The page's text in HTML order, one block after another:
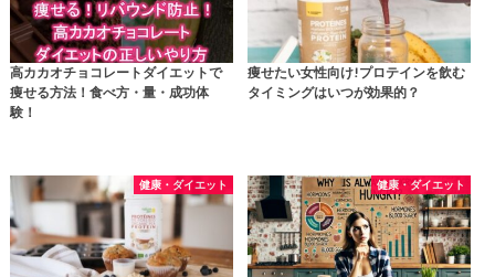
高カカオチョコレートダイエットで
痩せる方法！食べ方・量・成功体
験！
痩せたい女性向け!プロテインを飲む
タイミングはいつが効果的？
健康・ダイエット 健康・ダイエット